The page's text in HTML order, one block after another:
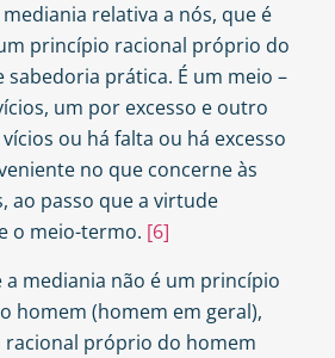
relativa a nós, que é
princípio racional próprio do
prática. É um meio –
um por excesso e outro
ou há falta ou há excesso
no que concerne às
ao passo que a virtude
o meio-termo. [6]
a mediania não é um princípio
homem (homem em geral),
racional próprio do homem